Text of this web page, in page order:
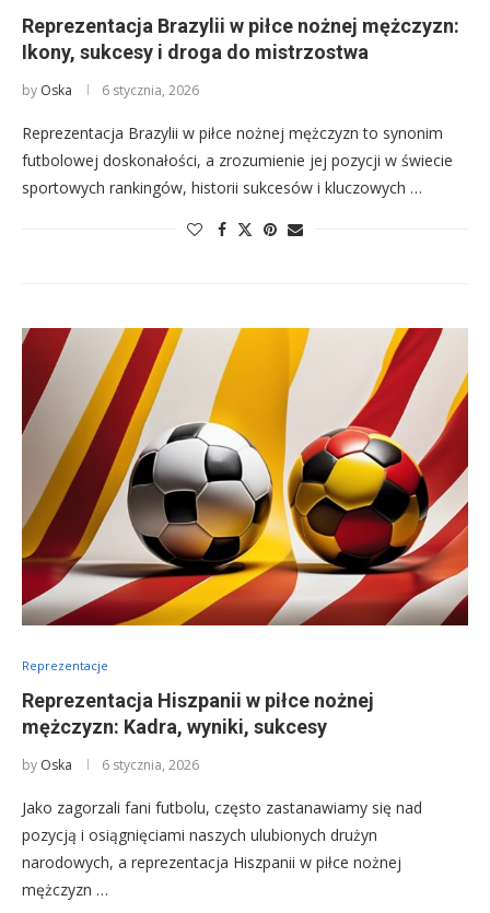
Reprezentacja Brazylii w piłce nożnej mężczyzn:
Ikony, sukcesy i droga do mistrzostwa
by Oska 6 stycznia, 2026
Reprezentacja Brazylii w piłce nożnej mężczyzn to synonim
futbolowej doskonałości, a zrozumienie jej pozycji w świecie
sportowych rankingów, historii sukcesów i kluczowych …
Reprezentacje
Reprezentacja Hiszpanii w piłce nożnej
mężczyzn: Kadra, wyniki, sukcesy
by Oska 6 stycznia, 2026
Jako zagorzali fani futbolu, często zastanawiamy się nad
pozycją i osiągnięciami naszych ulubionych drużyn
narodowych, a reprezentacja Hiszpanii w piłce nożnej
mężczyzn …